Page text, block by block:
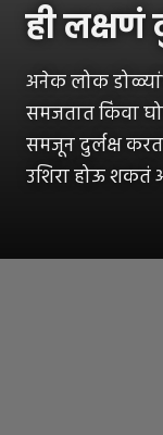
ही लक्षणं
अनेक लोक
समजतात किंवा
समजून दुर्लक्ष
उशिरा होऊ शकतं